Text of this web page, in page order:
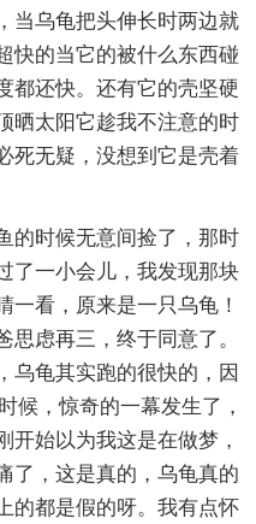
当乌龟把头伸长时两边就
快的当它的被什么东西碰
都还快。还有它的壳坚硬
晒太阳它趁我不注意的时
死无疑，没想到它是壳着
的时候无意间捡了，那时
了一小会儿，我发现那块
一看，原来是一只乌龟！
虑再三，终于同意了。
乌龟其实跑的很快的，因
候，惊奇的一幕发生了，
开始以为我这是在做梦，
了，这是真的，乌龟真的
的都是假的呀。我有点怀